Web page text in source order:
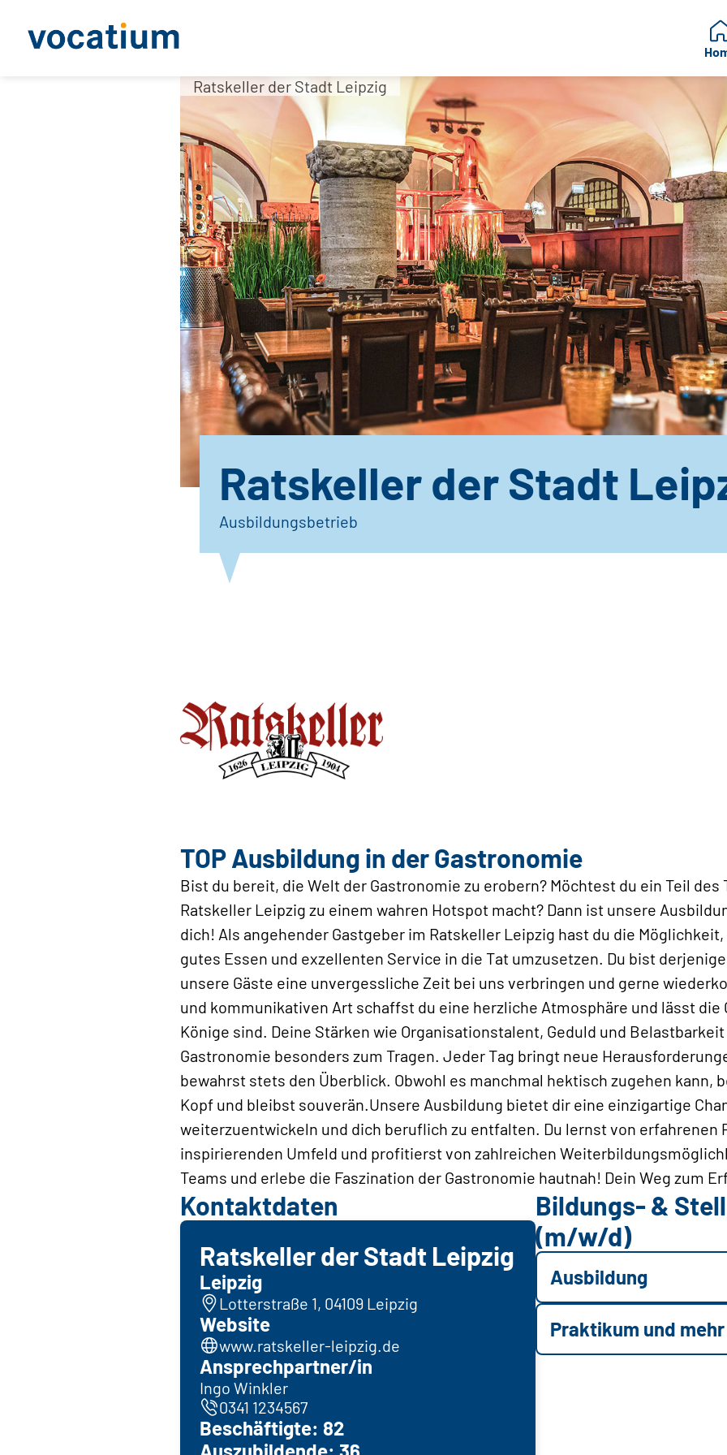
Ratskeller der Stadt Leipzig
Ratskeller der Stadt
Ausbildungsbetrieb
TOP Ausbildung in der Gastronomie
Bist du bereit, die Welt der Gastronomie zu erobern? Möchtest du ein Teil des
Ratskeller Leipzig zu einem wahren Hotspot macht? Dann ist unsere
dich! Als angehender Gastgeber im Ratskeller Leipzig hast du die
gutes Essen und exzellenten Service in die Tat umzusetzen. Du bist
unsere Gäste eine unvergessliche Zeit bei uns verbringen und gerne
und kommunikativen Art schaffst du eine herzliche Atmosphäre und lässt die
Könige sind. Deine Stärken wie Organisationstalent, Geduld und
Gastronomie besonders zum Tragen. Jeder Tag bringt neue
bewahrst stets den Überblick. Obwohl es manchmal hektisch zugehen kann,
Kopf und bleibst souverän.Unsere Ausbildung bietet dir eine einzigartige
weiterzuentwickeln und dich beruflich zu entfalten. Du lernst von erfahrenen
inspirierenden Umfeld und profitierst von zahlreichen
Teams und erlebe die Faszination der Gastronomie hautnah! Dein Weg zum
Kontaktdaten
Ratskeller der Stadt Leipzig
Leipzig
Lotterstraße 1, 04109 Leipzig
Website
www.ratskeller-leipzig.de
Ansprechpartner/in
Ingo Winkler
0341 1234567
Beschäftigte: 82
Bildungs- &
(m/w/d)
Ausbildung
Praktikum und mehr